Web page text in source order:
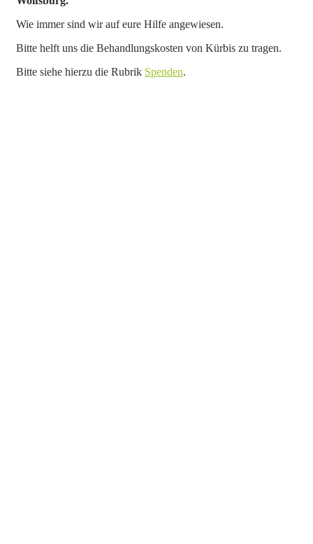
Wie immer sind wir auf eure Hilfe angewiesen.
Bitte helft uns die Behandlungskosten von Kürbis zu tragen.
Bitte siehe hierzu die Rubrik Spenden.